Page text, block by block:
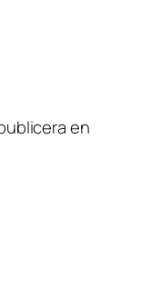
en